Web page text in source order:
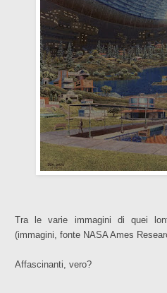
Tra le varie immagini di quei
(immagini, fonte NASA Ames
Affascinanti, vero?